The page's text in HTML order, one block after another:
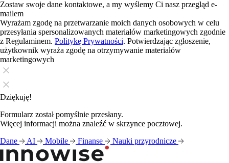
Zostaw swoje dane kontaktowe, a my wyślemy Ci nasz przegląd e-
mailem
Wyrażam zgodę na przetwarzanie moich danych osobowych w celu
przesyłania spersonalizowanych materiałów marketingowych zgodnie
z Regulaminem. Politykę Prywatności. Potwierdzając zgłoszenie,
użytkownik wyraża zgodę na otrzymywanie materiałów
marketingowych
Dziękuję!
Formularz został pomyślnie przesłany.
Więcej informacji można znaleźć w skrzynce pocztowej.
Dane
AI Mobile Finanse Nauki przyrodnicze